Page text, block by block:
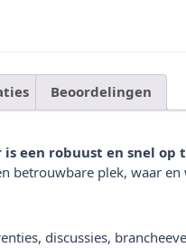
Beoordelingen
is een robuust en
betrouwbare plek, waar
discussies,